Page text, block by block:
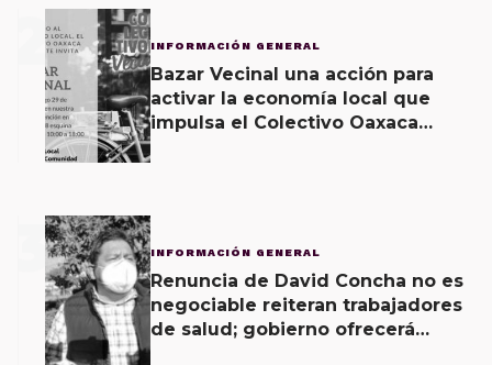
2 INFORMACIÓN GENERAL
Bazar Vecinal una acción para
activar la economía local que
impulsa el Colectivo Oaxaca
3 INFORMACIÓN GENERAL
Renuncia de David Concha no es
negociable reiteran trabajadores
de salud; gobierno ofrecerá